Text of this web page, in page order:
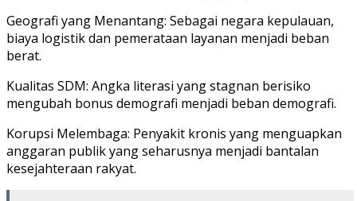
​Geografi yang Menantang: Sebagai negara kepulauan,
biaya logistik dan pemerataan layanan menjadi beban
berat.
​Kualitas SDM: Angka literasi yang stagnan berisiko
mengubah bonus demografi menjadi beban demografi.
​Korupsi Melembaga: Penyakit kronis yang menguapkan
anggaran publik yang seharusnya menjadi bantalan
kesejahteraan rakyat.